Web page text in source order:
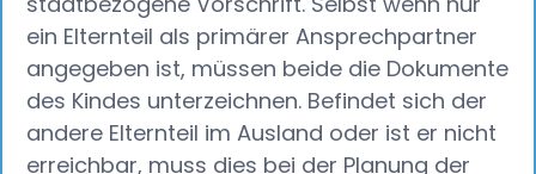
ein Elternteil als primärer Ansprechpartner
angegeben ist, müssen beide die Dokumente
des Kindes unterzeichnen. Befindet sich der
andere Elternteil im Ausland oder ist er nicht
erreichbar, muss dies bei der Planung der